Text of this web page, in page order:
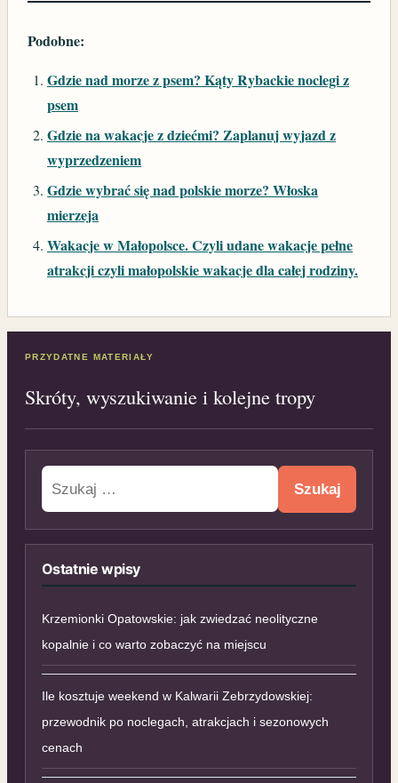
Podobne:
Gdzie nad morze z psem? Kąty Rybackie noclegi z
psem
Gdzie na wakacje z dziećmi? Zaplanuj wyjazd z
wyprzedzeniem
Gdzie wybrać się nad polskie morze? Włoska
mierzeja
Wakacje w Małopolsce. Czyli udane wakacje pełne
atrakcji czyli małopolskie wakacje dla całej rodziny.
PRZYDATNE MATERIAŁY
Skróty, wyszukiwanie i kolejne tropy
Ostatnie wpisy
Krzemionki Opatowskie: jak zwiedzać neolityczne
kopalnie i co warto zobaczyć na miejscu
Ile kosztuje weekend w Kalwarii Zebrzydowskiej:
przewodnik po noclegach, atrakcjach i sezonowych
cenach